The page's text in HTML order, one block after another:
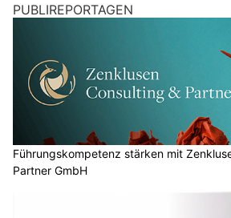
PUBLIREPORTAGEN
Führungskompetenz stärken mit
Partner GmbH